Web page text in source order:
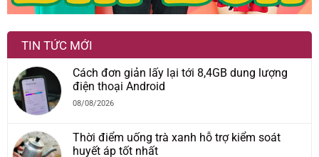
TIN TỨC MỚI
Cách đơn giản lấy lại tới 8,4GB dung lượng
điện thoại Android
08/08/2026
Thời điểm uống trà xanh hỗ trợ kiểm soát
huyết áp tốt nhất